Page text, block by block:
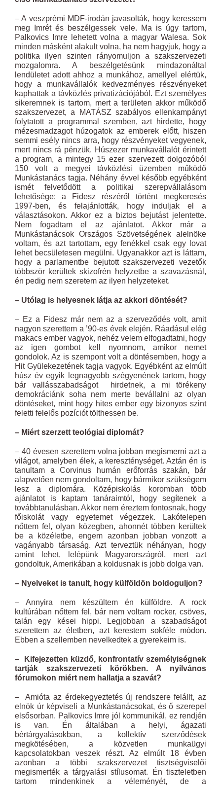
– A veszprémi MDF-irodán javasolták, hogy keressem
meg Imrét és beszélgessek vele. Ma is úgy tartom,
Palkovics Imre lehetett volna a magyar Walesa. Sok
minden másként alakult volna, ha nem hagyjuk, hogy a
politika ilyen szinten rányomuljon a szakszervezeti
mozgalomra. A beszélgetésünk mindazonáltal
lendületet adott ahhoz a munkához, amellyel elértük,
hogy a munkavállalók kedvezményes részvényeket
kaphattak a távközlés privatizációjából. Ezt személyes
sikeremnek is tartom, mert a területen akkor működő
szakszervezet, a MATÁSZ szabályos ellenkampányt
folytatott a programmal szemben, azt hirdette, hogy
mézesmadzagot húzogatok az emberek előtt, hiszen
semmi esély nincs arra, hogy részvényeket vegyenek,
mert nincs rá pénzük. Húszezer munkavállalót érintett
a program, a mintegy 15 ezer szervezett dolgozóból
150 volt a megyei távközlési üzemben működő
Munkástanács tagja. Néhány évvel később egyébként
ismét felvetődött a politikai szerepvállalásom
lehetősége: a Fidesz részéről történt megkeresés
1997-ben, és felajánlották, hogy induljak el a
választásokon. Akkor ez a biztos bejutást jelentette.
Nem fogadtam el az ajánlatot. Akkor már a
Munkástanácsok Országos Szövetségének alelnöke
voltam, és azt tartottam, egy fenékkel csak egy lovat
lehet becsületesen megülni. Ugyanakkor azt is láttam,
hogy a parlamentbe bejutott szakszervezeti vezetők
többször kerültek skizofrén helyzetbe a szavazásnál,
én pedig nem szeretem az ilyen helyzeteket.
– Utólag is helyesnek látja az akkori döntését?
– Ez a Fidesz már nem az a szerveződés volt, amit
nagyon szerettem a ’90-es évek elején. Ráadásul elég
makacs ember vagyok, nehéz velem elfogadtatni, hogy
az igen gombot kell nyomnom, amikor nemet
gondolok. Az is szempont volt a döntésemben, hogy a
Hit Gyülekezetének tagja vagyok. Egyébként az elmúlt
húsz év egyik legnagyobb szégyenének tartom, hogy
bár vallásszabadságot hirdetnek, a mi törékeny
demokráciánk soha nem merte bevállalni az olyan
döntéseket, mint hogy hites ember egy bizonyos szint
feletti felelős pozíciót tölthessen be.
– Miért szerzett teológiai diplomát?
– 40 évesen szerettem volna jobban megismerni azt a
világot, amelyben élek, a kereszténységet. Aztán én is
tanultam a Corvinus humán erőforrás szakán, bár
alapvetően nem gondoltam, hogy bármikor szükségem
lesz a diplomára. Középiskolás koromban több
ajánlatot is kaptam tanáraimtól, hogy segítenek a
továbbtanulásban. Akkor nem éreztem fontosnak, hogy
főiskolát vagy egyetemet végezzek. Lakótelepen
nőttem fel, olyan közegben, ahonnét többen kerültek
be a közéletbe, engem azonban jobban vonzott a
vagányabb társaság. Azt terveztük néhányan, hogy
amint lehet, lelépünk Magyarországról, mert azt
gondoltuk, Amerikában a koldusnak is jobb dolga van.
– Nyelveket is tanult, hogy külföldön boldoguljon?
– Annyira nem készültem én külföldre. A rock
kultúrában nőttem fel, bár nem voltam rocker, csöves,
talán egy kései hippi. Legjobban a szabadságot
szerettem az életben, azt kerestem sokféle módon.
Ebben a szellemben nevelkedtek a gyerekeim is.
– Kifejezetten küzdő, konfrontatív személyiségnek
tartják szakszervezeti körökben. A nyilvános
fórumokon miért nem hallatja a szavát?
– Amióta az érdekegyeztetés új rendszere felállt, az
elnök úr képviseli a Munkástanácsokat, és ő szerepel
elsősorban. Palkovics Imre jól kommunikál, ez rendjén
is van. Én általában a helyi, ágazati
bértárgyalásokban, a kollektív szerződések
megkötésében, a közvetlen munkaügyi
kapcsolatokban veszek részt. Az elmúlt 18 évben
azonban a többi szakszervezet tisztségviselői
megismerték a tárgyalási stílusomat. Én tiszteletben
tartom mindenkinek a véleményét, de a